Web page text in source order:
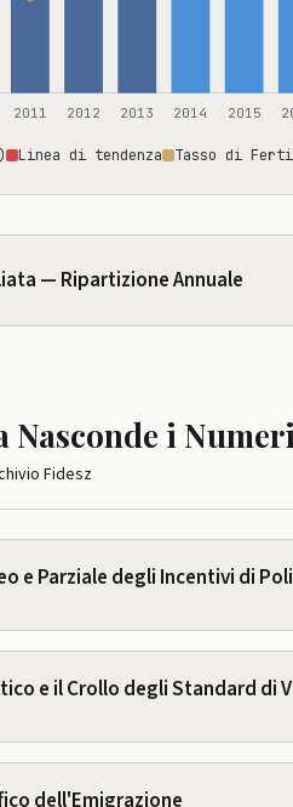
Linea di tendenza Tasso di
— Ripartizione Annuale
Nasconde i
Fidesz
e Parziale degli Incentivi di
e il Crollo degli Standard di
dell'Emigrazione